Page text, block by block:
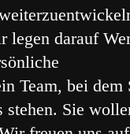
legen darauf
Team, bei dem
stehen. Sie